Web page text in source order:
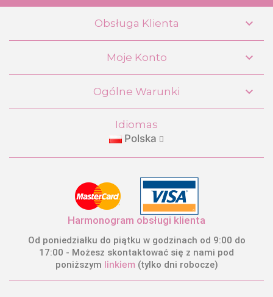
Obsługa Klienta 
Moje Konto 
Ogólne Warunki 
Idiomas
Polska
Harmonogram obsługi klienta
Od poniedziałku do piątku w godzinach od 9:00 do
17:00 - Możesz skontaktować się z nami pod
poniższym linkiem (tylko dni robocze)